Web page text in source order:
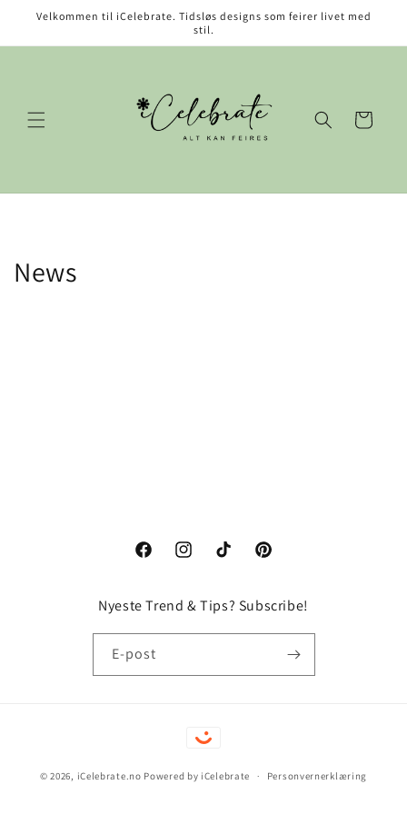
tilVelkommen til iCelebrate. Tidsløs designs som feirer livet med
stil.
Handlekurv
News
FacebookInstagramTikTok Pinterest
Nyeste Trend & Tips? Subscribe!
E-post
Betalingsmåter
© 2026, iCelebrate.no Powered by iCelebrate Personvernerklæring